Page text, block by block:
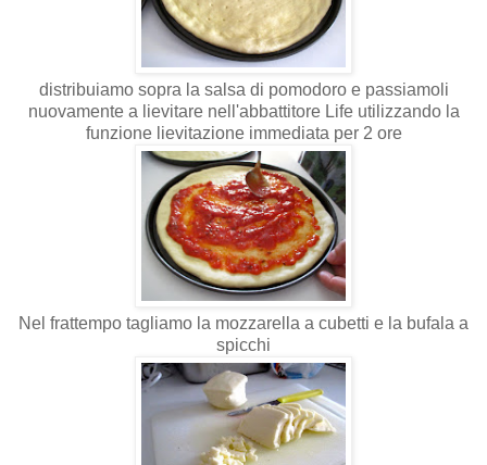
distribuiamo sopra la salsa di pomodoro e passiamoli
nuovamente a lievitare nell'abbattitore Life utilizzando la
funzione lievitazione immediata per 2 ore
Nel frattempo tagliamo la mozzarella a cubetti e la bufala a
spicchi